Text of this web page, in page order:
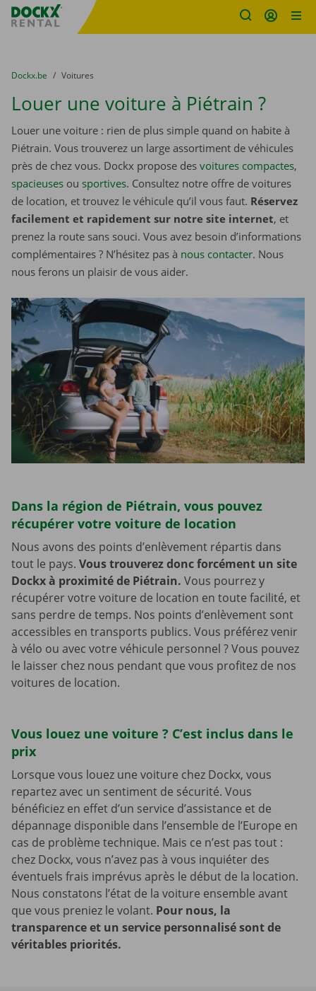
sitename
You are here:
du
Dockx.be to
Voitures
Louer une voiture à Piétrain ?
Louer une voiture : rien de plus simple quand on habite à
Piétrain. Vous trouverez un large assortiment de véhicules
près de chez vous. Dockx propose des voitures compactes,
spacieuses ou sportives. Consultez notre offre de voitures
de location, et trouvez le véhicule qu’il vous faut. Réservez
facilement et rapidement sur notre site internet, et
prenez la route sans souci. Vous avez besoin d’informations
complémentaires ? N’hésitez pas à nous contacter. Nous
nous ferons un plaisir de vous aider.
Dans la région de Piétrain, vous pouvez
récupérer votre voiture de location
Nous avons des points d’enlèvement répartis dans
tout le pays. Vous trouverez donc forcément un site
Dockx à proximité de Piétrain. Vous pourrez y
récupérer votre voiture de location en toute facilité, et
sans perdre de temps. Nos points d’enlèvement sont
accessibles en transports publics. Vous préférez venir
à vélo ou avec votre véhicule personnel ? Vous pouvez
le laisser chez nous pendant que vous profitez de nos
voitures de location.
Vous louez une voiture ? C’est inclus dans le
prix
Lorsque vous louez une voiture chez Dockx, vous
repartez avec un sentiment de sécurité. Vous
bénéficiez en effet d’un service d’assistance et de
dépannage disponible dans l’ensemble de l’Europe en
cas de problème technique. Mais ce n’est pas tout :
chez Dockx, vous n’avez pas à vous inquiéter des
éventuels frais imprévus après le début de la location.
Nous constatons l’état de la voiture ensemble avant
que vous preniez le volant. Pour nous, la
transparence et un service personnalisé sont de
véritables priorités.